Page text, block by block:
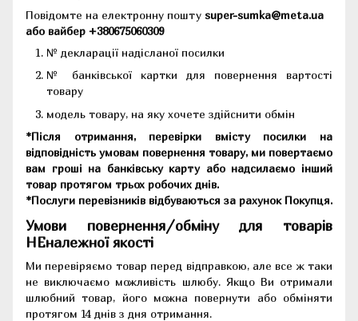
Повідомте на електронну пошту super-sumka@meta.ua
або вайбер +380675060309
№ декларації надісланої посилки
№ банківської картки для повернення вартості
товару
модель товару, на яку хочете здійснити обмін
*Після отримання, перевірки вмісту посилки на
відповідність умовам повернення товару, ми повертаємо
вам гроші на банківську карту або надсилаємо інший
товар протягом трьох робочих днів.
*Послуги перевізників відбуваються за рахунок Покупця.
Умови повернення/обміну для товарів
НЕналежної якості
Ми перевіряємо товар перед відправкою, але все ж таки
не виключаємо можливість шлюбу. Якщо Ви отримали
шлюбний товар, його можна повернути або обміняти
протягом 14 днів з дня отримання.